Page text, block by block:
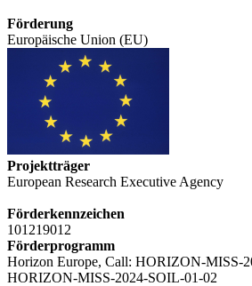
Förderung
Europäische Union (EU)
Projektträger
European Research Executive Agency
Förderkennzeichen
101219012
Förderprogramm
Horizon Europe, Call: HORIZON-MISS-
HORIZON-MISS-2024-SOIL-01-02